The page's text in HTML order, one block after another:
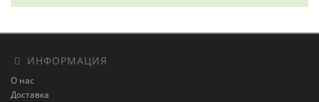
ИНФОРМАЦИЯ
О нас
Доставка